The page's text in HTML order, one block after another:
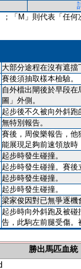
「M」則代表「任何
大部分途程在沒有遮
賽後須抽取樣本檢驗。
自外檔出閘後於早段
圖」外側。
起步後不久被向外斜
無特別報告。
賽後，周俊樂報告，
能展現足夠前速領放
起步時發生碰撞。
起步時發生碰撞。賽
起步時發生碰撞。
起步時發生碰撞。
梁家俊因對已無爭逐
起步時向外斜跑及被
告，此駒左前腿受傷。
勝出馬匹血統